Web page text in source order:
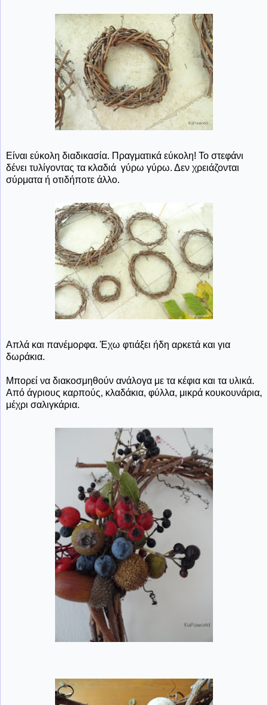
Είναι εύκολη διαδικασία. Πραγματικά εύκολη! Το στεφάνι
δένει τυλίγοντας τα κλαδιά γύρω γύρω. Δεν χρειάζονται
σύρματα ή οτιδήποτε άλλο.
Απλά και πανέμορφα. Έχω φτιάξει ήδη αρκετά και για
δωράκια.
Μπορεί να διακοσμηθούν ανάλογα με τα κέφια και τα υλικά.
Από άγριους καρπούς, κλαδάκια, φύλλα, μικρά κουκουνάρια,
μέχρι σαλιγκάρια.